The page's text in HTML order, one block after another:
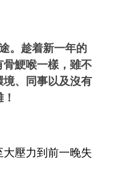
。趁着新一年的
鯁喉一樣，雖不
、同事以及沒有
壓力到前一晚失